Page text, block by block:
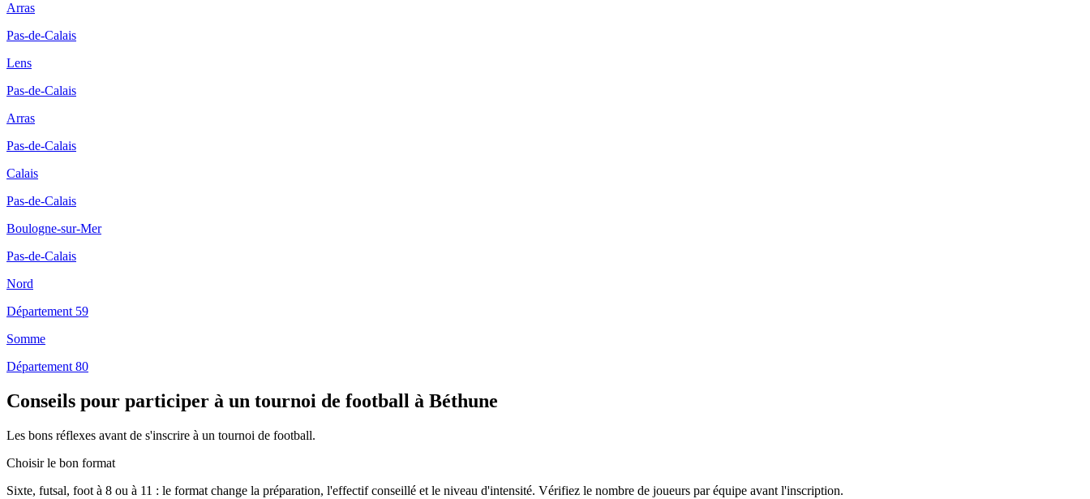
Arras
Pas-de-Calais
Lens
Pas-de-Calais
Arras
Pas-de-Calais
Calais
Pas-de-Calais
Boulogne-sur-Mer
Pas-de-Calais
Nord
Département 59
Somme
Département 80
Conseils pour participer à un tournoi de football à Béthune
Les bons réflexes avant de s'inscrire à un tournoi de football.
Choisir le bon format
Sixte, futsal, foot à 8 ou à 11 : le format change la préparation, l'effectif conseillé et le niveau d'intensité. Vérifiez le nombre de joueurs par équipe avant l'inscription.